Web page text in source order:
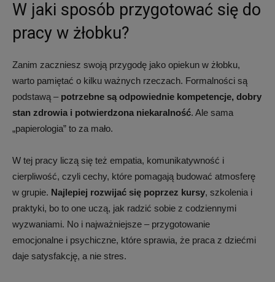
W jaki sposób przygotować się do
pracy w żłobku?
Zanim zaczniesz swoją przygodę jako opiekun w żłobku,
warto pamiętać o kilku ważnych rzeczach. Formalności są
podstawą – potrzebne są odpowiednie kompetencje, dobry
stan zdrowia i potwierdzona niekaralność. Ale sama
„papierologia” to za mało.
W tej pracy liczą się też empatia, komunikatywność i
cierpliwość, czyli cechy, które pomagają budować atmosferę
w grupie. Najlepiej rozwijać się poprzez kursy, szkolenia i
praktyki, bo to one uczą, jak radzić sobie z codziennymi
wyzwaniami. No i najważniejsze – przygotowanie
emocjonalne i psychiczne, które sprawia, że praca z dziećmi
daje satysfakcję, a nie stres.